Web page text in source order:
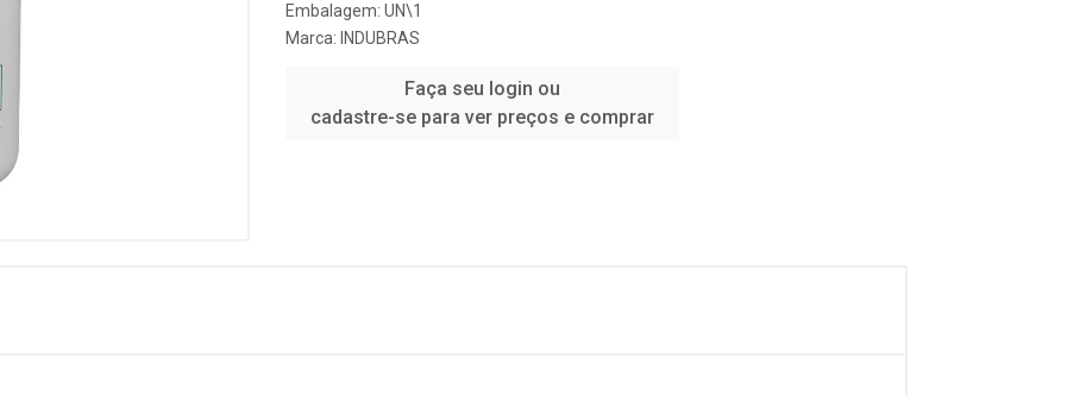
Embalagem: UN\1
Marca: INDUBRAS
Faça seu login ou
cadastre-se para ver preços e comprar